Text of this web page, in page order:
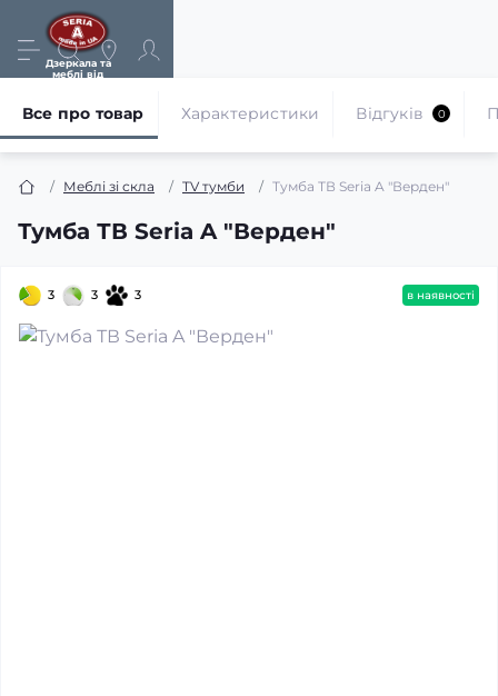
Дзеркала та
меблі від
Меблі зі скла TV тумби Тумба ТВ Seria A "Верден"
Тумба ТВ Seria A "Верден"
Все про товар Характеристики Відгуків 0
3 3 3 в наявності